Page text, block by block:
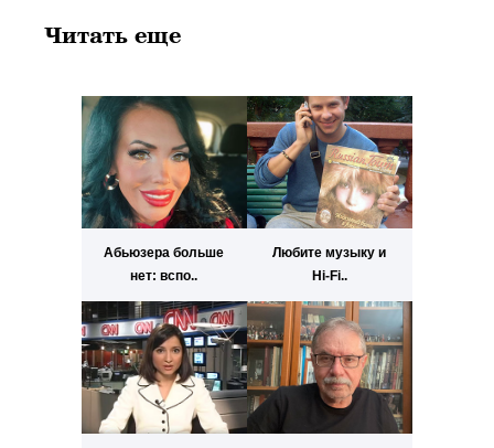
Читать еще
Абьюзера больше
нет: вспо..
Любите музыку и
Hi-Fi..